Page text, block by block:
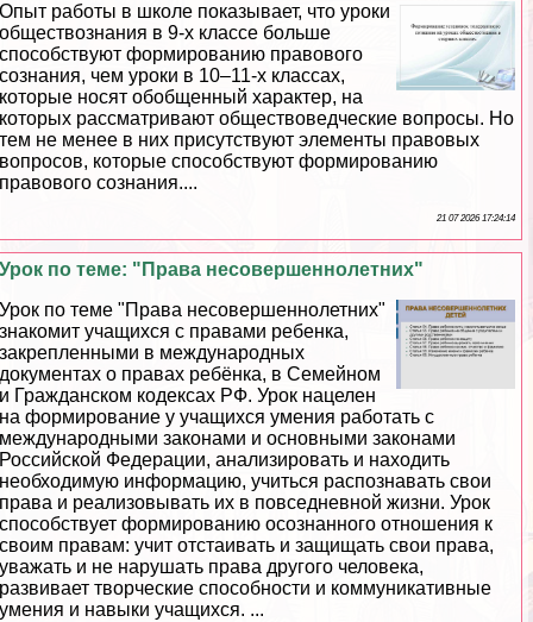
Опыт работы в школе показывает, что уроки
обществознания в 9-х классе больше
способствуют формированию правового
сознания, чем уроки в 10–11-х классах,
которые носят обобщенный хаpaктер, на
которых рассматривают обществоведческие вопросы. Но
тем не менее в них присутствуют элементы правовых
вопросов, которые способствуют формированию
правового сознания....
21 07 2026 17:24:14
Урок по теме: "Права несовершеннолетних"
Урок по теме "Права несовершеннолетних"
знакомит учащихся с правами ребенка,
закрепленными в международных
документах о правах ребёнка, в Семейном
и Гражданском кодексах РФ. Урок нацелен
на формирование у учащихся умения работать с
международными законами и основными законами
Российской Федерации, анализировать и находить
необходимую информацию, учиться распознавать свои
права и реализовывать их в повседневной жизни. Урок
способствует формированию осознанного отношения к
своим правам: учит отстаивать и защищать свои права,
уважать и не нарушать права другого человека,
развивает творческие способности и коммуникативные
умения и навыки учащихся. ...